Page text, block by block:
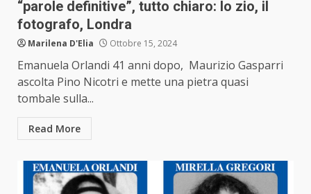
“parole definitive”, tutto chiaro: lo zio, il
fotografo, Londra
Marilena D'Elia Ottobre 15, 2024
Emanuela Orlandi 41 anni dopo, Maurizio Gasparri
ascolta Pino Nicotri e mette una pietra quasi
tombale sulla...
Read More